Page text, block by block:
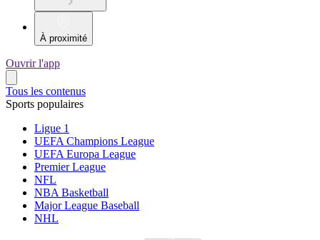
À proximité
Ouvrir l'app
Tous les contenus
Sports populaires
Ligue 1
UEFA Champions League
UEFA Europa League
Premier League
NFL
NBA Basketball
Major League Baseball
NHL